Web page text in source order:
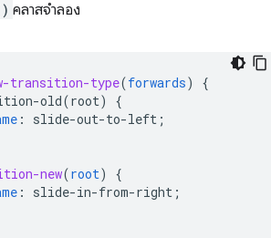
คลาสจำลอง
transition-type(forwards)
{
old(root)
{
: slide-out-to-left ;
new(root)
{
: slide-in-from-right ;